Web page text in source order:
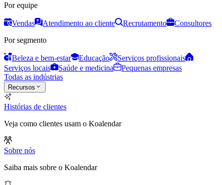
Por equipe
Vendas Atendimento ao cliente Recrutamento
Consultores
Por segmento
Beleza e bem-estar Educação
Serviços profissionais
Serviços locais
Saúde e medicina
Pequenas empresas
Todas as indústrias
Recursos
Histórias de clientes
Veja como clientes usam o Koalendar
Sobre nós
Saiba mais sobre o Koalendar